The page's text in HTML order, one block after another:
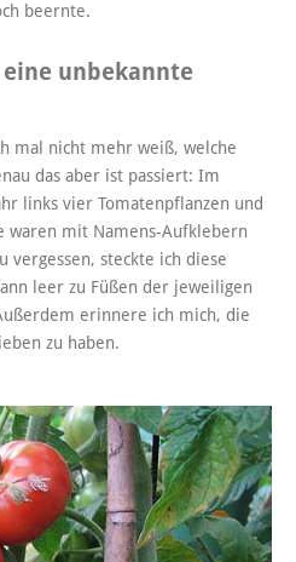
beernte.
unbekannte
mal nicht mehr weiß, welche
das aber ist passiert: Im
links vier Tomatenpflanzen und
waren mit Namens-Aufklebern
vergessen, steckte ich diese
leer zu Füßen der jeweiligen
erinnere ich mich, die
zu haben.